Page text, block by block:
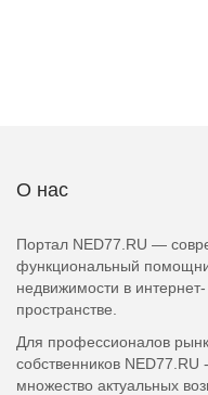
О нас
Портал NED77.RU —
функциональный
недвижимости в интернет-
пространстве.
Для профессионалов
собственников NED77.RU
множество актуальных